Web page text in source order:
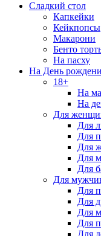
Сладкий стол
Капкейки
Кейкпопсы
Макарони
Бенто
На пасху
На День
18+
На
На
Для
Для
Для
Для
Для
Для
Для
Для
Для
Для
Для
Для